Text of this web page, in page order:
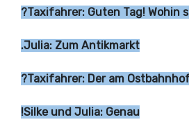
Taxifahrer: Guten Tag! Wohin
Julia: Zum Antikmarkt.
Taxifahrer: Der am
Silke und Julia: Genau!